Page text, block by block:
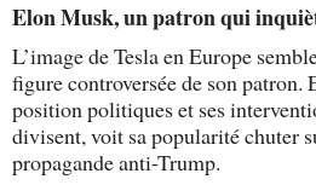
Elon Musk, un patron qui
L’image de Tesla en Europe
figure controversée de son
position politiques et ses
divisent, voit sa popularité chuter
propagande anti-Trump.